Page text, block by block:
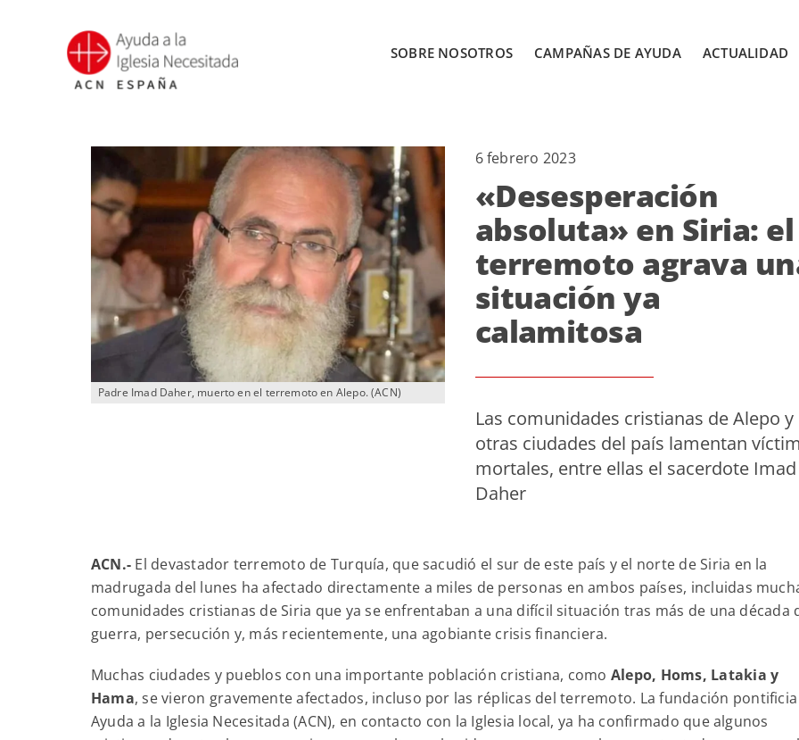
contenido
SOBRE NOSOTROS CAMPAÑAS DE AYUDA ACTUALIDAD
Padre Imad Daher, muerto en el terremoto en Alepo. (ACN)
6 febrero 2023
«Desesperación
absoluta» en Siria: el
terremoto agrava
situación ya
calamitosa
Las comunidades cristianas de Alepo y
otras ciudades del país lamentan
mortales, entre ellas el sacerdote Imad
Daher
ACN.- El devastador terremoto de Turquía, que sacudió el sur de este país y el norte de Siria en la
madrugada del lunes ha afectado directamente a miles de personas en ambos países, incluidas
comunidades cristianas de Siria que ya se enfrentaban a una difícil situación tras más de una década
guerra, persecución y, más recientemente, una agobiante crisis financiera.
Muchas ciudades y pueblos con una importante población cristiana, como Alepo, Homs, Latakia y
Hama, se vieron gravemente afectados, incluso por las réplicas del terremoto. La fundación pontificia
Ayuda a la Iglesia Necesitada (ACN), en contacto con la Iglesia local, ya ha confirmado que algunos